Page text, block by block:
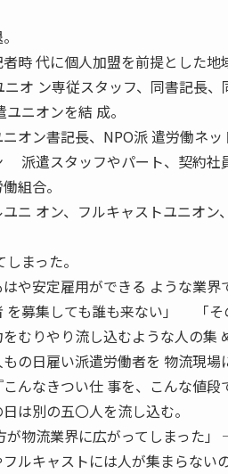
時 代に個人加盟を前提とした地
オ ン専従スタッフ、同書記長、
ニオンを結 成。
オン書記長、NPO派 遣労働ネッ
派遣スタッフやパート、契約社
組合。
ニ オン、フルキャストユニオ
まった。
や安定雇用ができる ような業界
を募集しても誰も来ない」 「そ
むりやり流し込むような人の集
の日雇い派遣労働者を 物流現場
んなきつい仕 事を、こんな値段
は別の五〇人を流し込む。
が物流業界に広がってしまった
ルキャストには人が集まらない